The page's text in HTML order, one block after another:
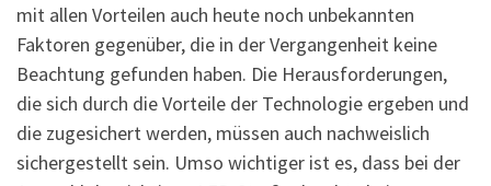
mit allen Vorteilen auch heute noch unbekannten
Faktoren gegenüber, die in der Vergangenheit keine
Beachtung gefunden haben. Die Herausforderungen,
die sich durch die Vorteile der Technologie ergeben und
die zugesichert werden, müssen auch nachweislich
sichergestellt sein. Umso wichtiger ist es, dass bei der